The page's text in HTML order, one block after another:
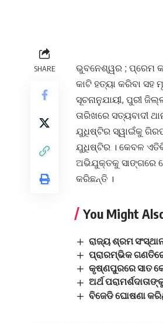
SHARE
ଭୁବନେଶ୍ୱର ; ପ୍ରେମ
କାଟି ହତ୍ୟା କରିବା
ସୂଚନାନୁଯାୟୀ, ପୁରୀ
ତାରିଖରେ ସତ୍ୟବାଦୀ
ଯୁଧିଷ୍ଟିର ସ୍ୱାଇଁକୁ ଗିରଫ
ଯୁଧିଷ୍ଟିର । କେବଳ
ଅଭିଯୁକ୍ତକୁ ସାଙ୍ଗରେ
କରିଛନ୍ତି ।
You Might
ରାଜ୍ୟ ଶ୍ରମ
ପ୍ରାରମ୍ଭିକ
କୃଷ୍ଣପୁରରେ ସାତ
ଅର୍ଥ
ବିଜେଡି ଘୋଷଣା